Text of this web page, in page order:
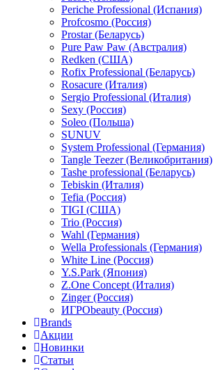
Periche Professional (Испания)
Profcosmo (Россия)
Prostar (Беларусь)
Pure Paw Paw (Австралия)
Redken (США)
Rofix Professional (Беларусь)
Rosacure (Италия)
Sergio Professional (Италия)
Sexy (Россия)
Soleo (Польша)
SUNUV
System Professional (Германия)
Tangle Teezer (Великобритания)
Tashe professional (Беларусь)
Tebiskin (Италия)
Tefia (Россия)
TIGI (США)
Trio (Россия)
Wahl (Германия)
Wella Professionals (Германия)
White Line (Россия)
Y.S.Park (Япония)
Z.One Concept (Италия)
Zinger (Россия)
ИГРОbeauty (Россия)
Brands
Акции
Новинки
Статьи